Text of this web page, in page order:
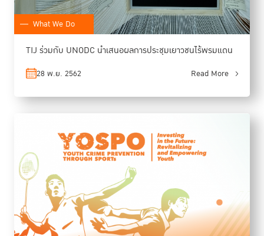
What We Do
TIJ ร่วมกับ UNODC นำเสนอผลการประชุมเยาวชนไร้พรมแดน
28 พ.ย. 2562 Read More